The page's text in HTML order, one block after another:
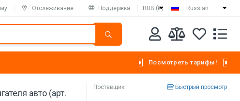
Отслеживание Поддержка RUB (₽) Russian
Посмотреть тарифы!
авто (арт.
Поставщик Быстрый просмотр